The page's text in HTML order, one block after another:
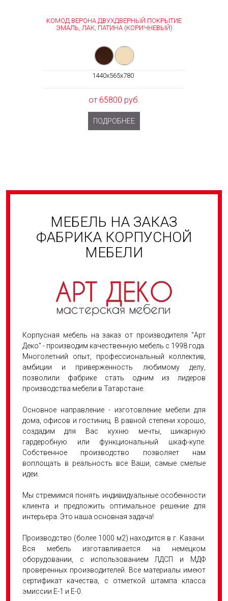
КОМОД ВЕРОНА ДВУХДВЕРНЫЙ ПОКРЫТИЕ
ЭМАЛЬ, ЛАК, ПАТИНА (КОРИЧНЕВЫЙ)
1440x565x780
от 65800 руб.
ПОДРОБНЕЕ
МЕБЕЛЬ НА ЗАКАЗ
ФАБРИКА КОРПУСНОЙ
МЕБЕЛИ
Корпусная мебель на заказ от производителя "Арт
Деко" - производим качественную мебель с 1998 года.
Многолетний опыт, профессиональный коллектив,
амбиции и приверженность любимому делу,
позволили фабрике стать одним из лидеров
производства мебели в Татарстане.
Основное направление - изготовление мебели для
дома, офисов и гостиниц. В равной степени хорошо,
создадим для Вас кухню мечты, шикарную
гардеробную или функциональный шкаф-купе.
Собственное производство позволяет нам
воплощать в реальность все Ваши, самые смелые
идеи.
Мы стремимся понять индивидуальные особенности
клиента и предложить оптимальное решение для
интерьера. Это наша основная задача!
Производство (более 1000 м2) находится в г. Казани.
Вся мебель изготавливается на немецком
оборудовании, с использованием ЛДСП и МДФ
проверенных производителей. Все материалы имеют
сертификат качества, с отметкой штампа класса
эмиссии Е-1 и Е-0.